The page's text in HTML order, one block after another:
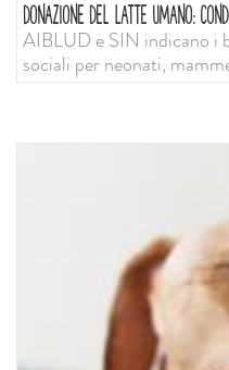
DONAZIONE DEL LATTE UMANO:
AIBLUD e SIN indicano i
sociali per neonati,